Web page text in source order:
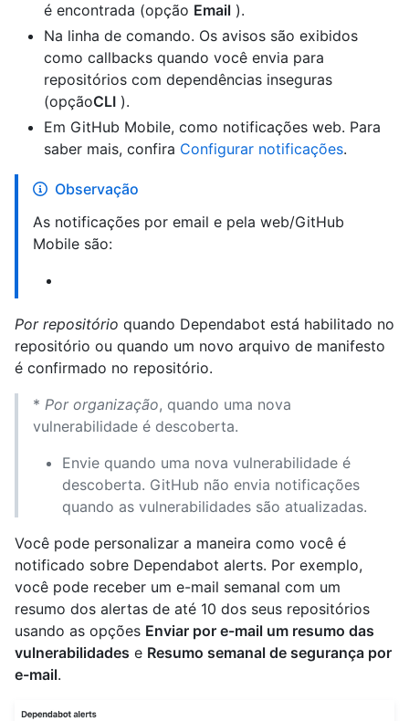
é encontrada (opção Email ).
Na linha de comando. Os avisos são exibidos
como callbacks quando você envia para
repositórios com dependências inseguras
(opçãoCLI ).
Em GitHub Mobile, como notificações web. Para
saber mais, confira Configurar notificações.
Observação
As notificações por email e pela web/GitHub
Mobile são:
Por repositório quando Dependabot está habilitado no
repositório ou quando um novo arquivo de manifesto
é confirmado no repositório.
* Por organização, quando uma nova
vulnerabilidade é descoberta.
Envie quando uma nova vulnerabilidade é
descoberta. GitHub não envia notificações
quando as vulnerabilidades são atualizadas.
Você pode personalizar a maneira como você é
notificado sobre Dependabot alerts. Por exemplo,
você pode receber um e-mail semanal com um
resumo dos alertas de até 10 dos seus repositórios
usando as opções Enviar por e-mail um resumo das
vulnerabilidades e Resumo semanal de segurança por
e-mail.